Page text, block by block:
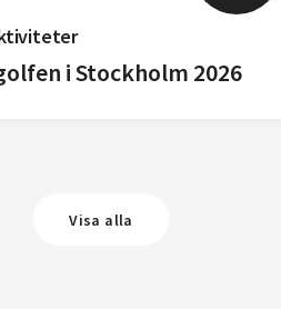
i Stockholm 2026
Visa alla